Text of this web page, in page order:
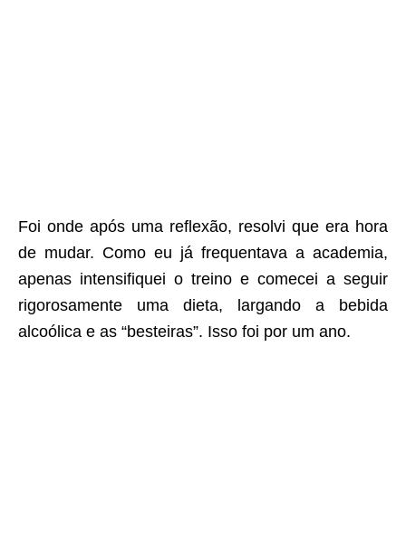
Foi onde após uma reflexão, resolvi que era hora
de mudar. Como eu já frequentava a academia,
apenas intensifiquei o treino e comecei a seguir
rigorosamente uma dieta, largando a bebida
alcoólica e as “besteiras”. Isso foi por um ano.